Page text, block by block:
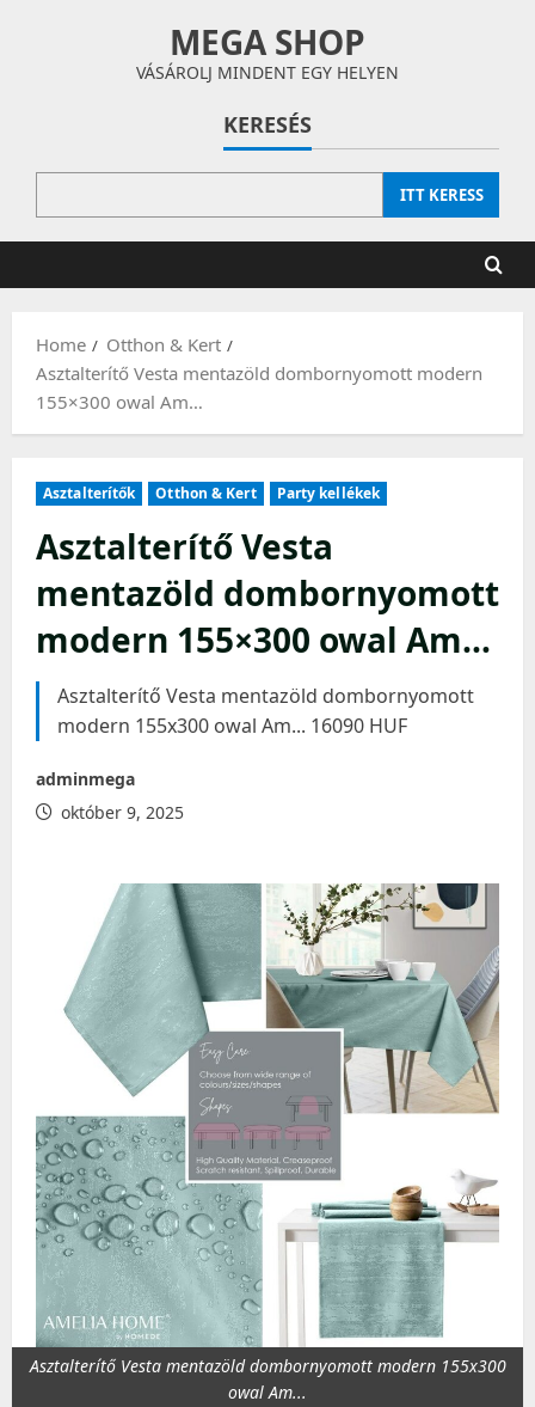
MEGA SHOP
VÁSÁROLJ MINDENT EGY HELYEN
KERESÉS
ITT KERESS
Home
Otthon & Kert
Asztalterítő Vesta mentazöld dombornyomott modern
155×300 owal Am…
Asztalterítők Otthon & Kert Party kellékek
Asztalterítő Vesta
mentazöld dombornyomott
modern 155×300 owal Am…
Asztalterítő Vesta mentazöld dombornyomott
modern 155x300 owal Am... 16090 HUF
adminmega
október 9, 2025
Asztalterítő Vesta mentazöld dombornyomott modern 155x300
owal Am...